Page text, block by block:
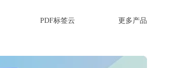
PDF标签云 更多产品